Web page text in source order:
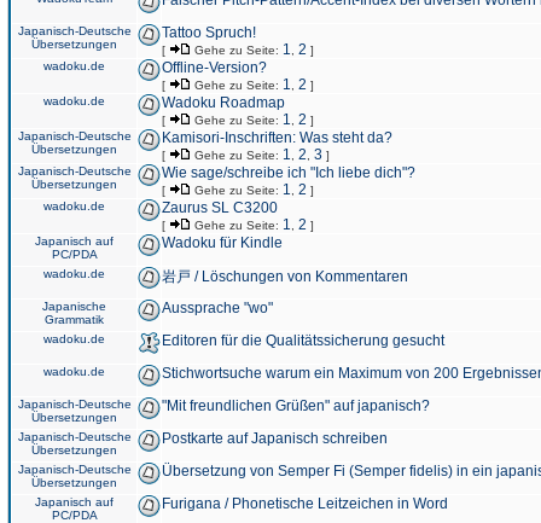
Japanisch-Deutsche
Übersetzungen
Tattoo Spruch!
[ Gehe zu Seite: 1 2 ]
wadoku.de
Offline-Version?
[ Gehe zu Seite: 1 2 ]
wadoku.de
Wadoku Roadmap
[ Gehe zu Seite: 1 2 ]
Japanisch-Deutsche
Übersetzungen
Kamisori-Inschriften: Was steht da?
[ Gehe zu Seite: 1 2 3 ]
Japanisch-Deutsche
Übersetzungen
Wie sage/schreibe ich "Ich liebe dich"?
[ Gehe zu Seite: 1 2 ]
wadoku.de
Zaurus SL C3200
[ Gehe zu Seite: 1 2 ]
Japanisch auf
PC/PDA
Wadoku für Kindle
wadoku.de 岩戸 / Löschungen von Kommentaren
Japanische
Grammatik
Aussprache "wo"
wadoku.de Editoren für die Qualitätssicherung gesucht
wadoku.de Stichwortsuche warum ein Maximum von 200
Japanisch-Deutsche
Übersetzungen
"Mit freundlichen Grüßen" auf japanisch?
Japanisch-Deutsche
Übersetzungen
Postkarte auf Japanisch schreiben
Japanisch-Deutsche
Übersetzungen
Übersetzung von Semper Fi (Semper fidelis) in ein
Japanisch auf
PC/PDA
Furigana / Phonetische Leitzeichen in Word